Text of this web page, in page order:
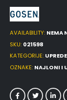
AVAILABILITY: NEMA
SKU: 021598
KATEGORIJE:
OZNAKE: NAJLONI I